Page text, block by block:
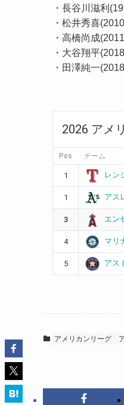
・長谷川滋利
・松井秀喜
・高橋尚成
・大谷翔平
・田澤純一
2026 アメ
Pos チーム
1 レン
1 アス
3 エン
4 マリ
5 アス
アメリカンリーグ